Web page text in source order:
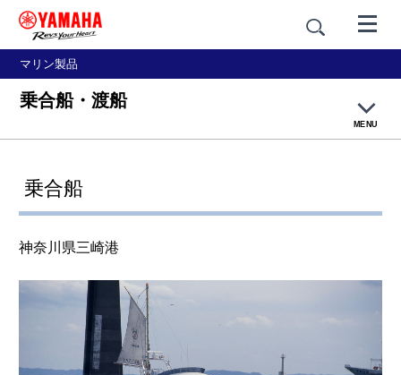
マリン製品
乗合船・渡船
MENU
釣り漁
網漁
篭壺漁・採貝藻
乗合船
神奈川県三崎港